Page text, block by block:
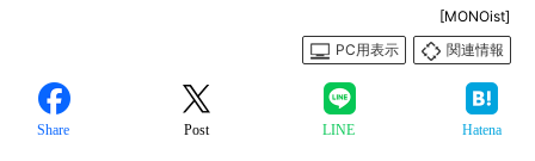
[MONOist]
PC用表示
関連情報
Share Post LINE Hatena